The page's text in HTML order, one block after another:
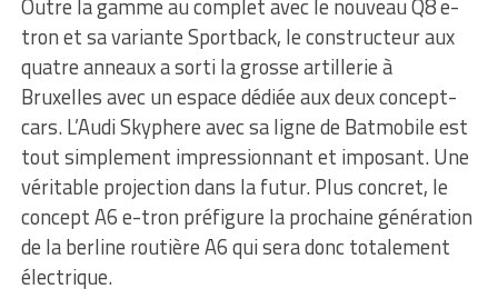
Outre la gamme au complet avec le nouveau Q8 e-
tron et sa variante Sportback, le constructeur aux
quatre anneaux a sorti la grosse artillerie à
Bruxelles avec un espace dédiée aux deux concept-
cars. L’Audi Skyphere avec sa ligne de Batmobile est
tout simplement impressionnant et imposant. Une
véritable projection dans la futur. Plus concret, le
concept A6 e-tron préfigure la prochaine génération
de la berline routière A6 qui sera donc totalement
électrique.